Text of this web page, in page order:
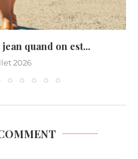
quand on est...
2026